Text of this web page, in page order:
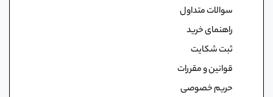
سوالات متداول
راهنمای خرید
ثبت شکایت
قوانین و مقررات
حریم خصوصی